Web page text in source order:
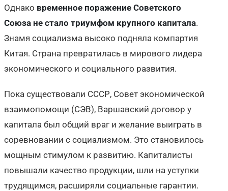
Однако временное поражение Советского
Союза не стало триумфом крупного капитала.
Знамя социализма высоко подняла компартия
Китая. Страна превратилась в мирового лидера
экономического и социального развития.
Пока существовали СССР, Совет экономической
взаимопомощи (СЭВ), Варшавский договор у
капитала был общий враг и желание выиграть в
соревновании с социализмом. Это становилось
мощным стимулом к развитию. Капиталисты
повышали качество продукции, шли на уступки
трудящимся, расширяли социальные гарантии.